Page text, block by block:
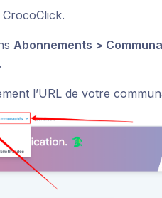
Abonnements >
l’URL de votre